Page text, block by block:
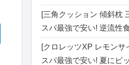
[三角クッション 傾斜枕
スパ最強で安い! 逆流性
[クロレッツXP レモンサ
スパ最強で安い! 夏にピ